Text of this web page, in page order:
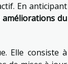
En anticipant
améliorations du
Elle consiste à